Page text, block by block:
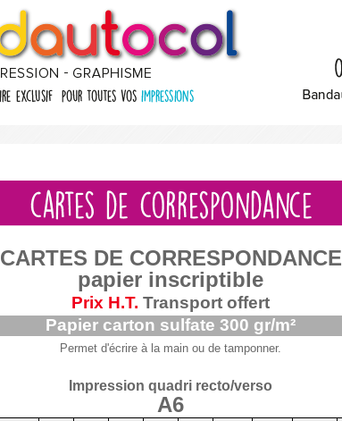
CARTES DE CORRESPONDANCE
papier inscriptible
Prix H.T. Transport offert
Papier carton sulfate 300 gr/m²
Permet d'écrire à la main ou de tamponner.
Impression quadri recto/verso
A6